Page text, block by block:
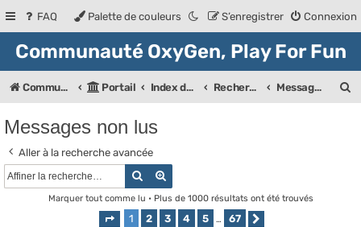
FAQ Connexion
S’enregistrer
Palette de couleurs
Communauté OxyGen, Play For Fun
Communauté OXyGeN Portail Index des forums Rechercher Messages non lus
Messages non lus
Aller à la recherche avancée
Rechercher
Marquer tout comme lu • Plus de 1000 résultats ont été trouvés
Page 1sur 67
1 2 3 4 5 … 67